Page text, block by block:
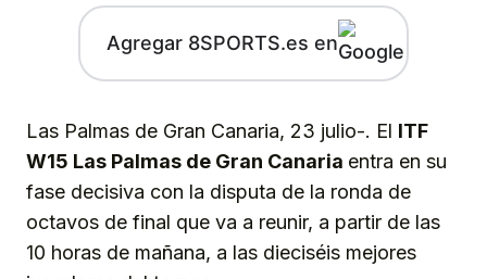
Agregar 8SPORTS.es en
Las Palmas de Gran Canaria, 23 julio-. El ITF
W15 Las Palmas de Gran Canaria entra en su
fase decisiva con la disputa de la ronda de
octavos de final que va a reunir, a partir de las
10 horas de mañana, a las dieciséis mejores